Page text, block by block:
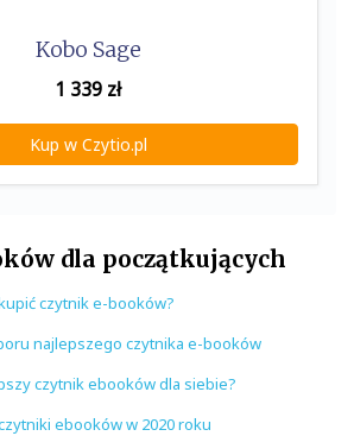
Kobo Sage
1 339 zł
Kup w Czytio.pl
dla początkujących
czytnik e-booków?
najlepszego czytnika e-booków
czytnik ebooków dla siebie?
ebooków w 2020 roku